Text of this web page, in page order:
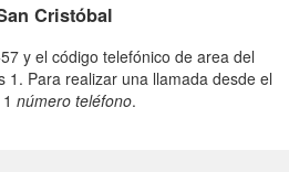
Cristóbal
y el código telefónico de area del
1. Para realizar una llamada desde el
número teléfono.